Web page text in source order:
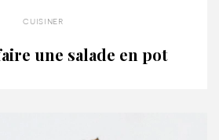
cuisiner
une salade en pot